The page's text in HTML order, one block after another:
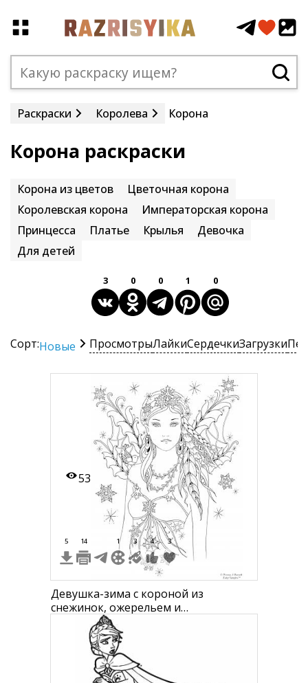
Раскраски Королева Корона
Корона раскраски
Корона из цветов
Цветочная корона
Королевская корона
Императорская корона
Принцесса
Платье Крылья
Девочка
Для детей
3 0 0 1 0
Сорт:Новые ПросмотрыЛайкиСердечкиЗагрузки
53
5 14 1 3 4 3
Девушка-зима с короной из
снежинок, ожерельем и
украшениями в волосах